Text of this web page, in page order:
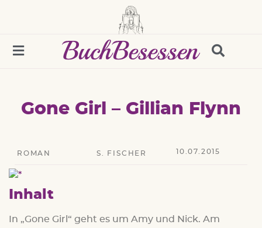
Gone Girl – Gillian Flynn
ROMAN S. FISCHER 10.07.2015
Inhalt
In „Gone Girl“ geht es um Amy und Nick. Am